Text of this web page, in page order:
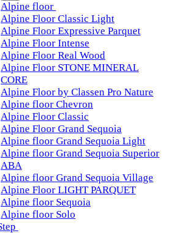
Alpine floor
Alpine Floor Classic Light
Alpine Floor Expressive Parquet
Alpine Floor Intense
Alpine Floor Real Wood
Alpine Floor STONE MINERAL
CORE
Alpine Floor by Classen Pro Nature
Alpine floor Chevron
Alpine Floor Classic
Alpine Floor Grand Sequoia
Alpine floor Grand Sequoia Light
Alpine floor Grand Sequoia Superior
ABA
Alpine floor Grand Sequoia Village
Alpine Floor LIGHT PARQUET
Alpine floor Sequoia
Alpine floor Solo